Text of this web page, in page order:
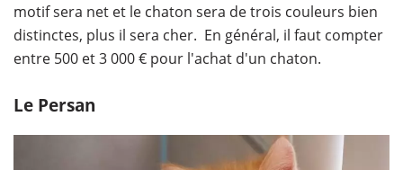
motif sera net et le chaton sera de trois couleurs bien
distinctes, plus il sera cher. En général, il faut compter
entre 500 et 3 000 € pour l'achat d'un chaton.
Le Persan